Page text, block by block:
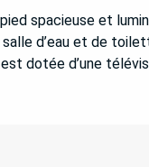
spacieuse et
salle d’eau et de
dotée d’une